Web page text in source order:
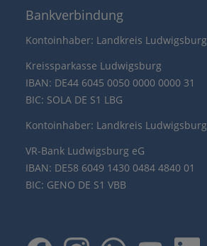
Bankverbindung
Kontoinhaber: Landkreis Ludwigsburg
Kreissparkasse Ludwigsburg
IBAN: DE44 6045 0050 0000 0000 31
BIC: SOLA DE S1 LBG
Kontoinhaber: Landkreis Ludwigsburg
VR-Bank Ludwigsburg eG
IBAN: DE58 6049 1430 0484 4840 01
BIC: GENO DE S1 VBB